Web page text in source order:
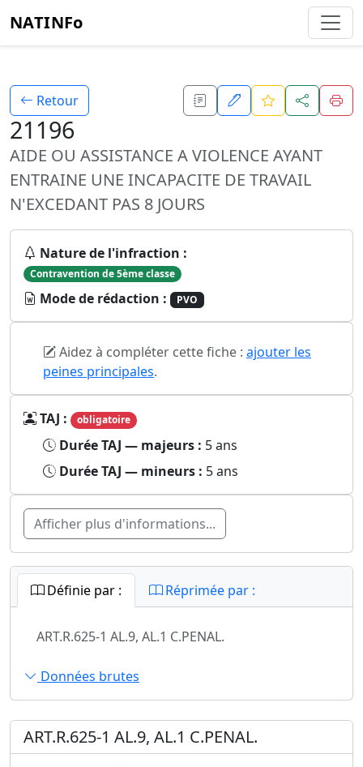
NATINFo
Retour
21196
AIDE OU ASSISTANCE A VIOLENCE AYANT
ENTRAINE UNE INCAPACITE DE TRAVAIL
N'EXCEDANT PAS 8 JOURS
Nature de l'infraction :
Contravention de 5ème classe
Mode de rédaction : PVO
Aidez à compléter cette fiche : ajouter les
peines principales.
TAJ : obligatoire
Durée TAJ — majeurs : 5 ans
Durée TAJ — mineurs : 5 ans
Afficher plus d'informations...
Définie par : Réprimée par :
ART.R.625-1 AL.9, AL.1 C.PENAL.
Données brutes
ART.R.625-1 AL.9, AL.1 C.PENAL.